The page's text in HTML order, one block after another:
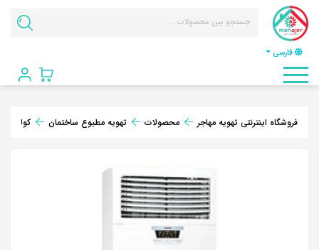
فارسی
فروشگاه اینترنتی تهویه مهاجر محصولات تهویه مطبوع ساختمان کولر